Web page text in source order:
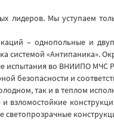
лидеров. Мы уступаем
– однопольные и
«Антипаника».
испытания во ВНИИПО МЧС
безопасности и
так и в теплом
взломостойкие